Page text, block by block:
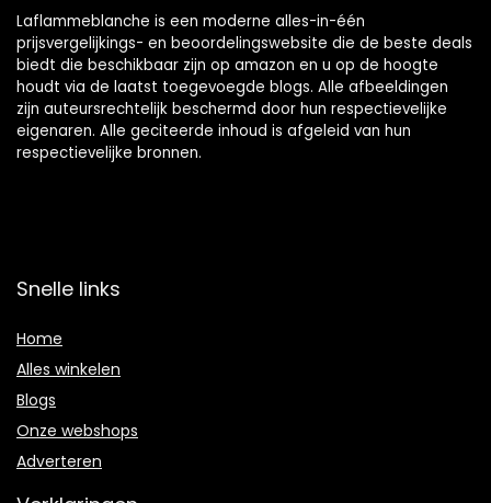
Laflammeblanche is een moderne alles-in-één
prijsvergelijkings- en beoordelingswebsite die de beste deals
biedt die beschikbaar zijn op amazon en u op de hoogte
houdt via de laatst toegevoegde blogs. Alle afbeeldingen
zijn auteursrechtelijk beschermd door hun respectievelijke
eigenaren. Alle geciteerde inhoud is afgeleid van hun
respectievelijke bronnen.
Snelle links
Home
Alles winkelen
Blogs
Onze webshops
Adverteren